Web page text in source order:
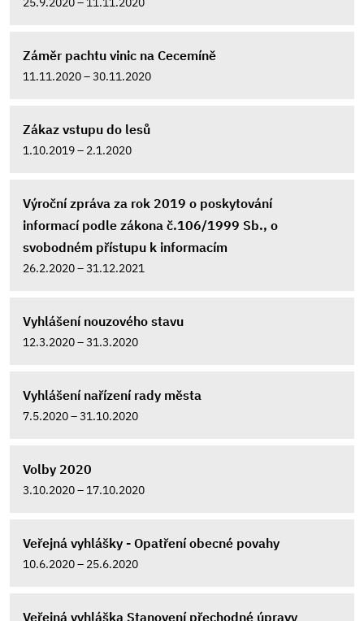
Záměr pachtu vinic na Cecemíně
11.11.2020 – 30.11.2020
Zákaz vstupu do lesů
1.10.2019 – 2.1.2020
Výroční zpráva za rok 2019 o poskytování
informací podle zákona č.106/1999 Sb., o
svobodném přístupu k informacím
26.2.2020 – 31.12.2021
Vyhlášení nouzového stavu
12.3.2020 – 31.3.2020
Vyhlášení nařízení rady města
7.5.2020 – 31.10.2020
Volby 2020
3.10.2020 – 17.10.2020
Veřejná vyhlášky - Opatření obecné povahy
10.6.2020 – 25.6.2020
Veřejná vyhláška Stanovení přechodné úpravy